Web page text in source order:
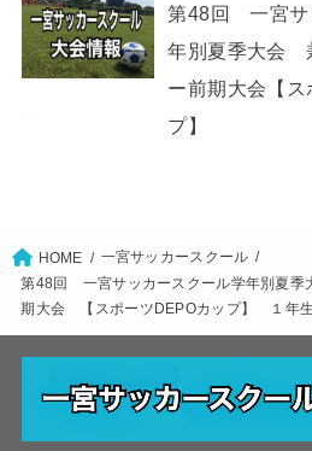
第48回 一宮
年別夏季大会
ー前期大会【
プ】
HOME
一宮サッカースクール
第48回 一宮サッカースクール学年別夏
期大会 【スポーツDEPOカップ】 １年生